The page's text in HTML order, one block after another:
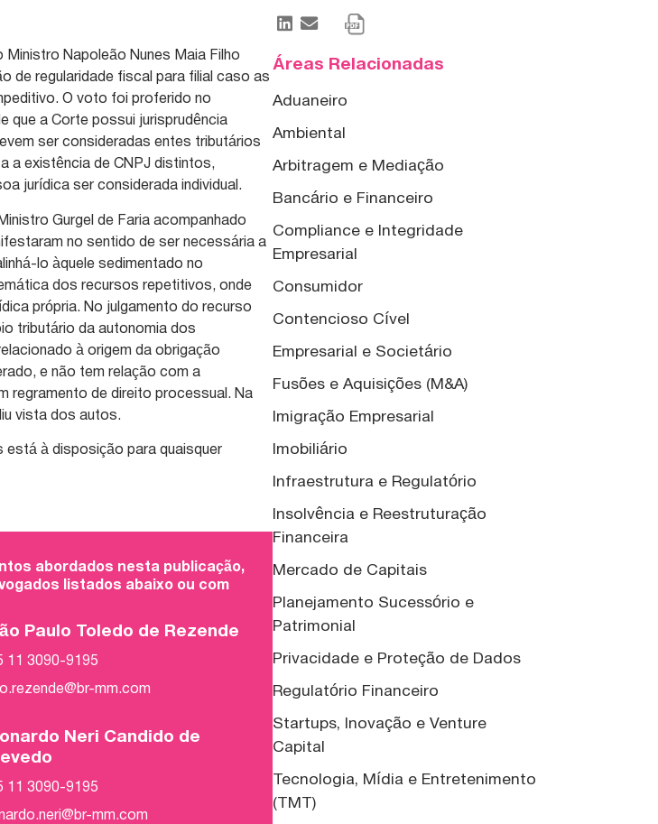
Napoleão Nunes Maia Filho
de regularidade fiscal para filial caso as
O voto foi proferido no
que a Corte possui jurisprudência
ser consideradas entes tributários
a existência de CNPJ distintos,
jurídica ser considerada individual.
Gurgel de Faria acompanhado
no sentido de ser necessária a
lo àquele sedimentado no
dos recursos repetitivos, onde
própria. No julgamento do recurso
tributário da autonomia dos
à origem da obrigação
e não tem relação com a
regramento de direito processual. Na
vista dos autos.
está à disposição para quaisquer
abordados nesta publicação,
listados abaixo ou com
Paulo Toledo de Rezende
11 3090-9195
mm.com
Neri Candido de
11 3090-9195
mm.com
Áreas Relacionadas
Aduaneiro
Ambiental
Arbitragem e Mediação
Bancário e Financeiro
Compliance e Integridade
Empresarial
Consumidor
Contencioso Cível
Empresarial e Societário
Fusões e Aquisições (M&A)
Imigração Empresarial
Imobiliário
Infraestrutura e Regulatório
Insolvência e Reestruturação
Financeira
Mercado de Capitais
Planejamento Sucessório e
Patrimonial
Privacidade e Proteção de Dados
Regulatório Financeiro
Startups, Inovação e Venture
Capital
Tecnologia, Mídia e Entretenimento
(TMT)